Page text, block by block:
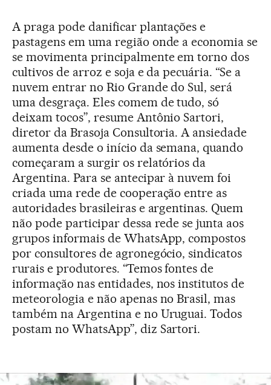
A praga pode danificar plantações e
pastagens em uma região onde a economia se
se movimenta principalmente em torno dos
cultivos de arroz e soja e da pecuária. “Se a
nuvem entrar no Rio Grande do Sul, será
uma desgraça. Eles comem de tudo, só
deixam tocos”, resume Antônio Sartori,
diretor da Brasoja Consultoria. A ansiedade
aumenta desde o início da semana, quando
começaram a surgir os relatórios da
Argentina. Para se antecipar à nuvem foi
criada uma rede de cooperação entre as
autoridades brasileiras e argentinas. Quem
não pode participar dessa rede se junta aos
grupos informais de WhatsApp, compostos
por consultores de agronegócio, sindicatos
rurais e produtores. “Temos fontes de
informação nas entidades, nos institutos de
meteorologia e não apenas no Brasil, mas
também na Argentina e no Uruguai. Todos
postam no WhatsApp”, diz Sartori.